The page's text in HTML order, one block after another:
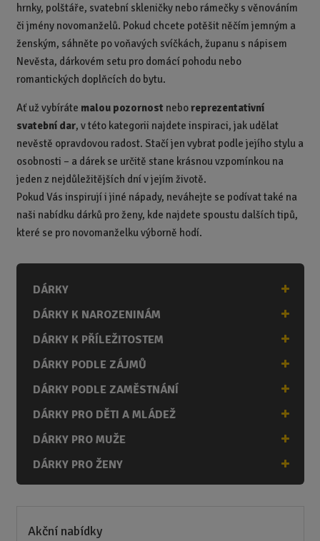
hrnky, polštáře, svatební skleničky nebo rámečky s věnováním
či jmény novomanželů. Pokud chcete potěšit něčím jemným a
ženským, sáhněte po voňavých svíčkách, županu s nápisem
Nevěsta, dárkovém setu pro domácí pohodu nebo
romantických doplňcích do bytu.
Ať už vybíráte malou pozornost neboreprezentativní
svatební dar, v této kategorii najdete inspiraci, jak udělat
nevěstě opravdovou radost. Stačí jen vybrat podle jejího stylu a
osobnosti – a dárek se určitě stane krásnou vzpomínkou na
jeden z nejdůležitějších dní v jejím životě.
Pokud Vás inspirují i jiné nápady, neváhejte se podívat také na
naši nabídku dárků pro ženy, kde najdete spoustu dalších tipů,
které se pro novomanželku výborně hodí.
DÁRKY
DÁRKY K NAROZENINÁM
DÁRKY K PŘÍLEŽITOSTEM
DÁRKY PODLE ZÁJMŮ
DÁRKY PODLE ZAMĚSTNÁNÍ
DÁRKY PRO DĚTI A MLÁDEŽ
DÁRKY PRO MUŽE
DÁRKY PRO ŽENY
Akční nabídky